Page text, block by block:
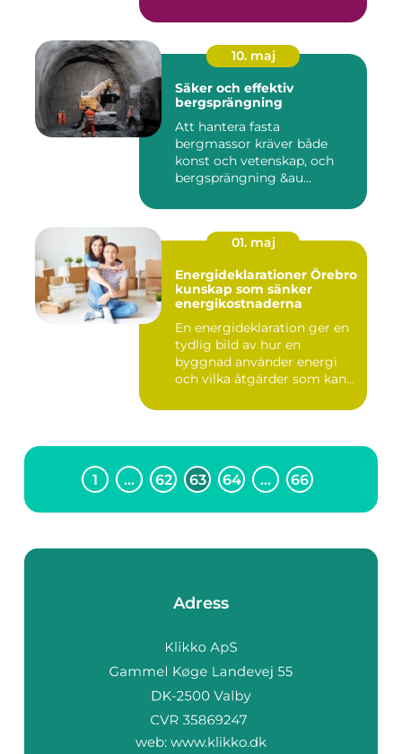
10. maj
Säker och effektiv
bergsprängning
Att hantera fasta
bergmassor kräver både
konst och vetenskap, och
bergsprängning &au...
01. maj
Energideklarationer Örebro
kunskap som sänker
energikostnaderna
En energideklaration ger en
tydlig bild av hur en
byggnad använder energi
och vilka åtgärder som kan...
1 … 62 63 64 … 66
Adress
web: www.klikko.dk